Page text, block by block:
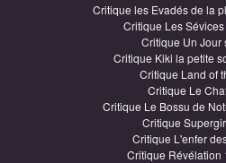
Critique les Evadés de la
Critique Les
Critique Un Jour
Critique Kiki la petite
Critique Land of
Critique Le
Critique Le Bossu de
Critique
Critique L'enfer
Critique Révélation